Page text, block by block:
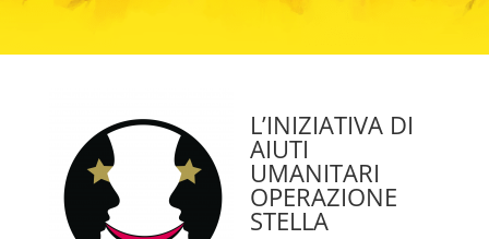
L’INIZIATIVA DI
AIUTI
UMANITARI
OPERAZIONE
STELLA